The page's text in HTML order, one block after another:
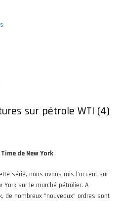
sur pétrole WTI (4)
de New York
série, nous avons mis l'accent sur
York sur le marché pétrolier. A
de nombreux "nouveaux" ordres sont